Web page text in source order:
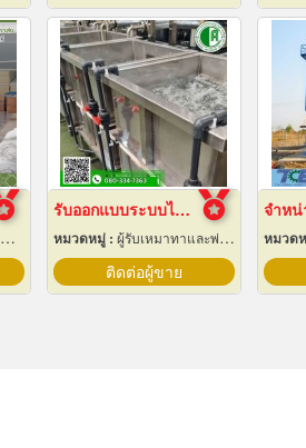
รับออกแบบระบบไลน์ชุบชิ้นงานอุตสาหกรรม
หมวดหมู่ : ผู้รับเหมาทาและพ่นสี
ติดต่อผู้ขาย
หมวด